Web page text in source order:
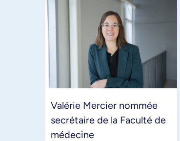
Valérie Mercier nommée
secrétaire de la Faculté de
médecine